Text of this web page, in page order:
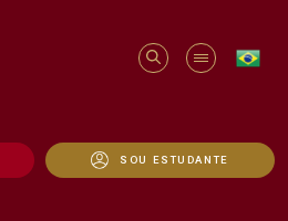
SOU ESTUDANTE